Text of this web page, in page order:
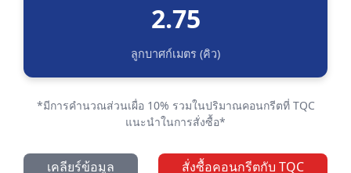
2.75
ลูกบาศก์เมตร (คิว)
*มีการคำนวณส่วนเผื่อ 10% รวมในปริมาณคอนกรีตที่ TQC
แนะนำในการสั่งซื้อ*
เคลียร์ข้อมูล สั่งซื้อคอนกรีตกับ TQC